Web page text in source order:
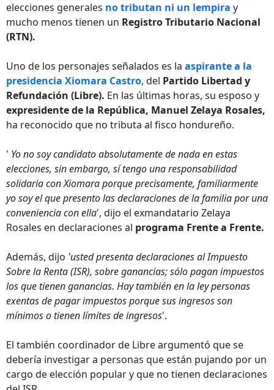
elecciones generales no tributan ni un lempira y
mucho menos tienen un Registro Tributario Nacional
(RTN).
Uno de los personajes señalados es la aspirante a la
presidencia Xiomara Castro, del Partido Libertad y
Refundación (Libre). En las últimas horas, su esposo y
expresidente de la República, Manuel Zelaya Rosales,
ha reconocido que no tributa al fisco hondureño.
' Yo no soy candidato absolutamente de nada en estas
elecciones, sin embargo, sí tengo una responsabilidad
solidaria con Xiomara porque precisamente, familiarmente
yo soy el que presento las declaraciones de la familia por una
conveniencia con ella', dijo el exmandatario Zelaya
Rosales en declaraciones al programa Frente a Frente.
Además, dijo 'usted presenta declaraciones al Impuesto
Sobre la Renta (ISR), sobre ganancias; sólo pagan impuestos
los que tienen ganancias. Hay también en la ley personas
exentas de pagar impuestos porque sus ingresos son
mínimos o tienen límites de ingresos'.
El también coordinador de Libre argumentó que se
debería investigar a personas que están pujando por un
cargo de elección popular y que no tienen declaraciones